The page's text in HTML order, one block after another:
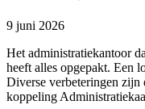
9 juni 2026
Het administratiekantoor
heeft alles opgepakt. Een
Diverse verbeteringen
koppeling